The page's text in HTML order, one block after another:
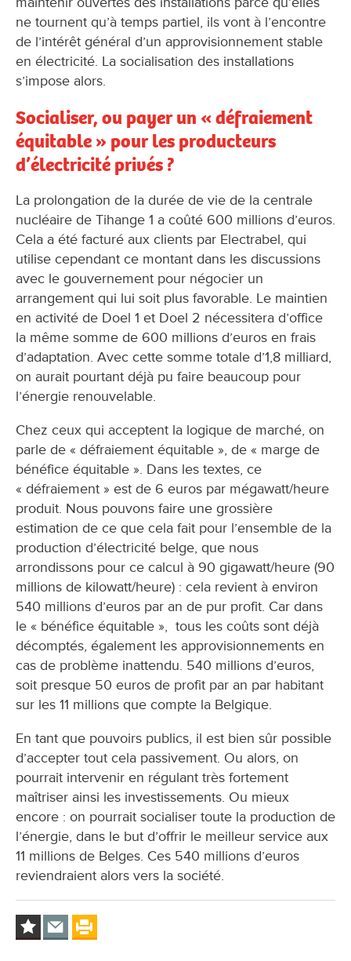
ne tournent qu’à temps partiel, ils vont à l’encontre
de l’intérêt général d’un approvisionnement stable
en électricité. La socialisation des installations
s’impose alors.
Socialiser, ou payer un « défraiement
équitable » pour les producteurs
d’électricité privés ?
La prolongation de la durée de vie de la centrale
nucléaire de Tihange 1 a coûté 600 millions d’euros.
Cela a été facturé aux clients par Electrabel, qui
utilise cependant ce montant dans les discussions
avec le gouvernement pour négocier un
arrangement qui lui soit plus favorable. Le maintien
en activité de Doel 1 et Doel 2 nécessitera d’office
la même somme de 600 millions d’euros en frais
d’adaptation. Avec cette somme totale d’1,8 milliard,
on aurait pourtant déjà pu faire beaucoup pour
l’énergie renouvelable.
Chez ceux qui acceptent la logique de marché, on
parle de « défraiement équitable », de « marge de
bénéfice équitable ». Dans les textes, ce
« défraiement » est de 6 euros par mégawatt/heure
produit. Nous pouvons faire une grossière
estimation de ce que cela fait pour l’ensemble de la
production d’électricité belge, que nous
arrondissons pour ce calcul à 90 gigawatt/heure (90
millions de kilowatt/heure) : cela revient à environ
540 millions d’euros par an de pur profit. Car dans
le « bénéfice équitable », tous les coûts sont déjà
décomptés, également les approvisionnements en
cas de problème inattendu. 540 millions d’euros,
soit presque 50 euros de profit par an par habitant
sur les 11 millions que compte la Belgique.
En tant que pouvoirs publics, il est bien sûr possible
d’accepter tout cela passivement. Ou alors, on
pourrait intervenir en régulant très fortement
maîtriser ainsi les investissements. Ou mieux
encore : on pourrait socialiser toute la production de
l’énergie, dans le but d’offrir le meilleur service aux
11 millions de Belges. Ces 540 millions d’euros
reviendraient alors vers la société.